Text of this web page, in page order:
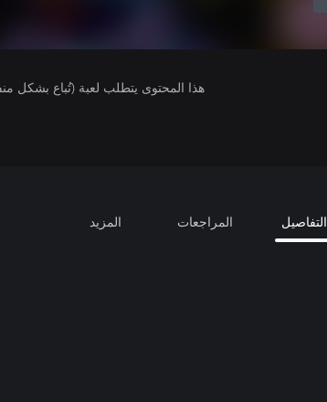
هذا المحتوى يتطلب لعبة (تُباع بشكل
التفاصيل المراجعات المزيد